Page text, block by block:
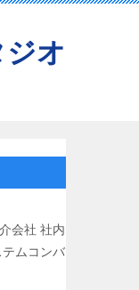
オ
会社 社内
ムコンバ